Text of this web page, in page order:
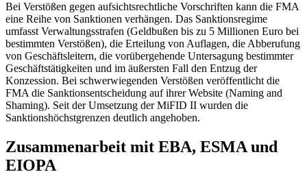
Bei Verstößen gegen aufsichtsrechtliche Vorschriften kann die FMA
eine Reihe von Sanktionen verhängen. Das Sanktionsregime
umfasst Verwaltungsstrafen (Geldbußen bis zu 5 Millionen Euro bei
bestimmten Verstößen), die Erteilung von Auflagen, die Abberufung
von Geschäftsleitern, die vorübergehende Untersagung bestimmter
Geschäftstätigkeiten und im äußersten Fall den Entzug der
Konzession. Bei schwerwiegenden Verstößen veröffentlicht die
FMA die Sanktionsentscheidung auf ihrer Website (Naming and
Shaming). Seit der Umsetzung der MiFID II wurden die
Sanktionshöchstgrenzen deutlich angehoben.
Zusammenarbeit mit EBA, ESMA und
EIOPA